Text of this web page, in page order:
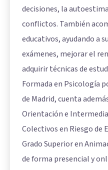
decisiones, la
conflictos. También
educativos, ayudando a
exámenes, mejorar el
adquirir técnicas de
Formada en Psicología
de Madrid, cuenta
Orientación e
Colectivos en Riesgo de
Grado Superior en
de forma presencial y